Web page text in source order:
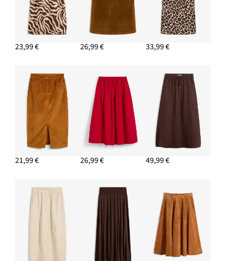
PRIDAŤ DO KOŠÍKA
Náušnice kruhy
11,99 €
11,99 €
PRIDAŤ DO KOŠÍKA
23,99 € 26,99 € 33,99 €
21,99 € 26,99 € 49,99 €